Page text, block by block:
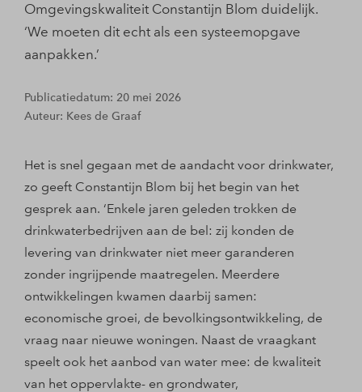
Omgevingskwaliteit Constantijn Blom duidelijk.
‘We moeten dit echt als een systeemopgave
aanpakken.’
Publicatiedatum: 20 mei 2026
Auteur: Kees de Graaf
Het is snel gegaan met de aandacht voor drinkwater,
zo geeft Constantijn Blom bij het begin van het
gesprek aan. ‘Enkele jaren geleden trokken de
drinkwaterbedrijven aan de bel: zij konden de
levering van drinkwater niet meer garanderen
zonder ingrijpende maatregelen. Meerdere
ontwikkelingen kwamen daarbij samen:
economische groei, de bevolkingsontwikkeling, de
vraag naar nieuwe woningen. Naast de vraagkant
speelt ook het aanbod van water mee: de kwaliteit
van het oppervlakte- en grondwater,